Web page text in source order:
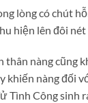
lòng có chút
hiện lên đôi nét
thân nàng cũng
khiến nàng đối
Tình Công sinh